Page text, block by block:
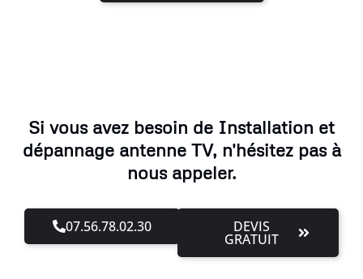
Si vous avez besoin de Installation et
dépannage antenne TV, n'hésitez pas à
nous appeler.
07.56.78.02.30 DEVIS
GRATUIT